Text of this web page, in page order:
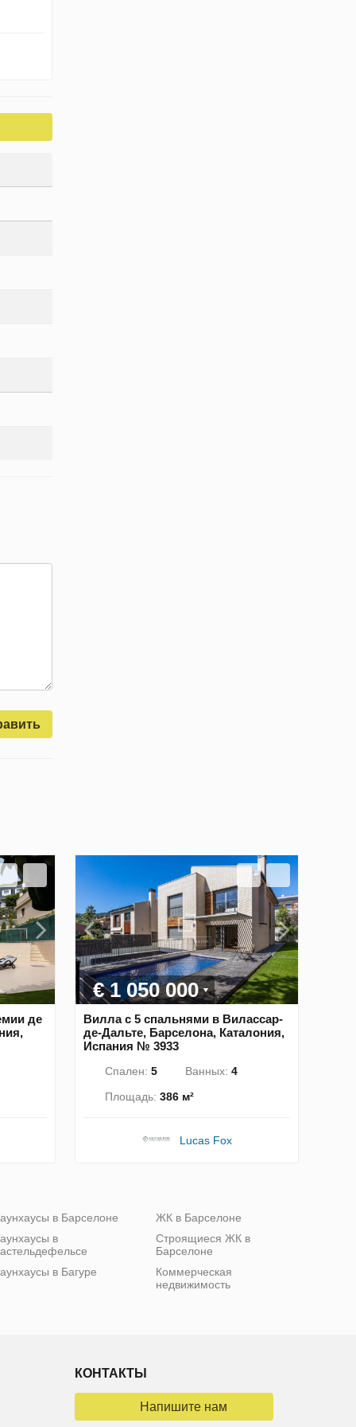
де
€ 1 050 000
Вилла с 5 спальнями в Вилассар-
де-Дальте, Барселона, Каталония,
Испания № 3933
Спален: 5 Ванных: 4
Площадь: 386 м²
Lucas Fox
в Барселоне
в
в Багуре
ЖК в Барселоне
Строящиеся ЖК в
Барселоне
Коммерческая
недвижимость
КОНТАКТЫ
Напишите нам